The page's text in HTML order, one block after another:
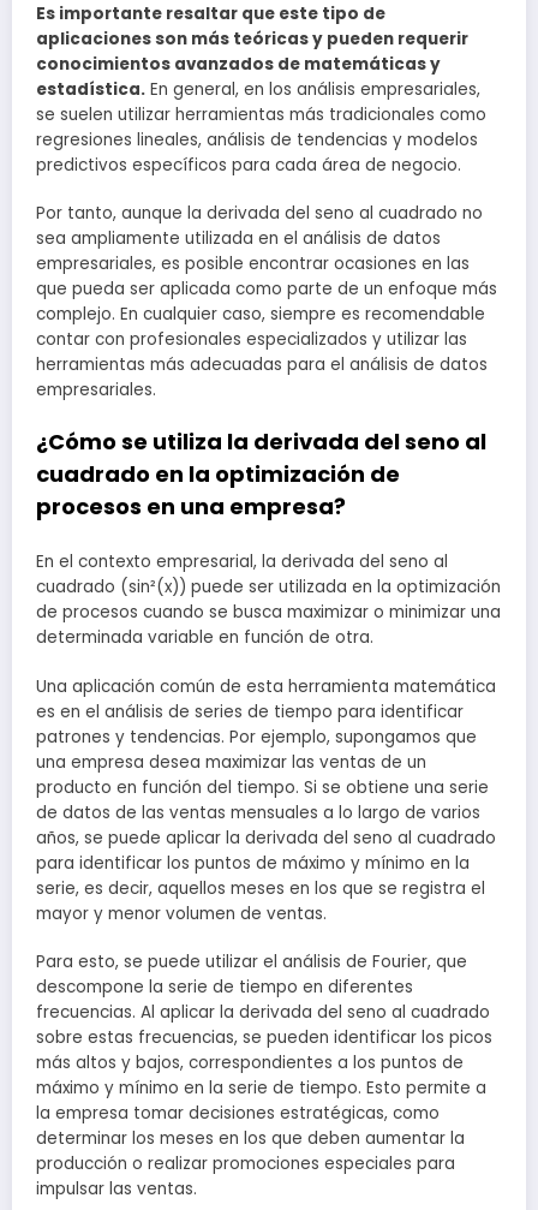
Es importante resaltar que este tipo de
aplicaciones son más teóricas y pueden requerir
conocimientos avanzados de matemáticas y
estadística. En general, en los análisis empresariales,
se suelen utilizar herramientas más tradicionales como
regresiones lineales, análisis de tendencias y modelos
predictivos específicos para cada área de negocio.
Por tanto, aunque la derivada del seno al cuadrado no
sea ampliamente utilizada en el análisis de datos
empresariales, es posible encontrar ocasiones en las
que pueda ser aplicada como parte de un enfoque más
complejo. En cualquier caso, siempre es recomendable
contar con profesionales especializados y utilizar las
herramientas más adecuadas para el análisis de datos
empresariales.
¿Cómo se utiliza la derivada del seno al
cuadrado en la optimización de
procesos en una empresa?
En el contexto empresarial, la derivada del seno al
cuadrado (sin²(x)) puede ser utilizada en la optimización
de procesos cuando se busca maximizar o minimizar una
determinada variable en función de otra.
Una aplicación común de esta herramienta matemática
es en el análisis de series de tiempo para identificar
patrones y tendencias. Por ejemplo, supongamos que
una empresa desea maximizar las ventas de un
producto en función del tiempo. Si se obtiene una serie
de datos de las ventas mensuales a lo largo de varios
años, se puede aplicar la derivada del seno al cuadrado
para identificar los puntos de máximo y mínimo en la
serie, es decir, aquellos meses en los que se registra el
mayor y menor volumen de ventas.
Para esto, se puede utilizar el análisis de Fourier, que
descompone la serie de tiempo en diferentes
frecuencias. Al aplicar la derivada del seno al cuadrado
sobre estas frecuencias, se pueden identificar los picos
más altos y bajos, correspondientes a los puntos de
máximo y mínimo en la serie de tiempo. Esto permite a
la empresa tomar decisiones estratégicas, como
determinar los meses en los que deben aumentar la
producción o realizar promociones especiales para
impulsar las ventas.